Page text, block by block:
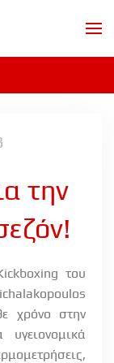
την
του
χρόνο στην